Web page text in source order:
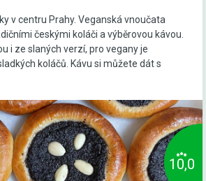
v centru Prahy. Veganská vnoučata
českými koláči a výběrovou kávou.
i ze slaných verzí, pro vegany je
koláčů. Kávu si můžete dát s
10,0